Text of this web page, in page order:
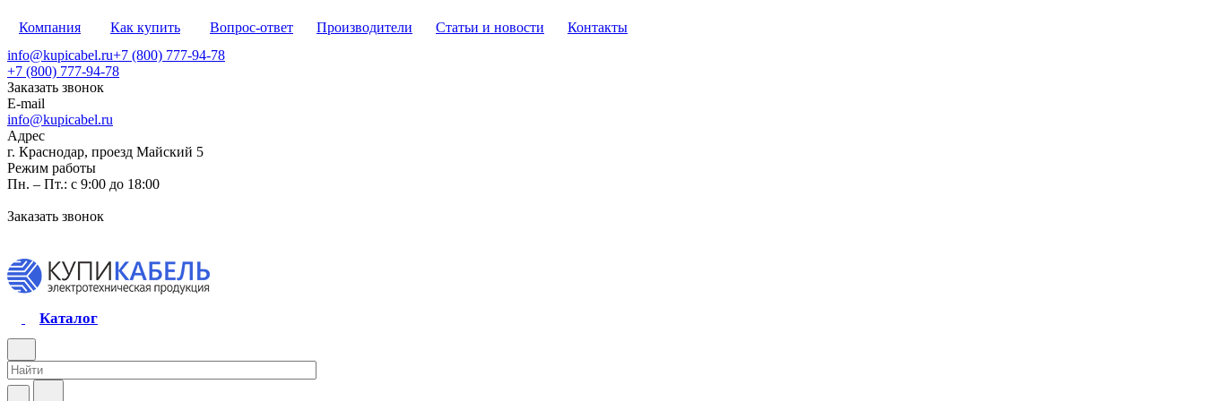
Компания Как купить Вопрос-ответ Производители Статьи и новости
Контакты
info@kupicabel.ru+7 (800) 777-94-78
+7 (800) 777-94-78
Заказать звонок
E-mail
info@kupicabel.ru
Адрес
г. Краснодар, проезд Майский 5
Режим работы
Пн. – Пт.: с 9:00 до 18:00
Заказать звонок
Каталог